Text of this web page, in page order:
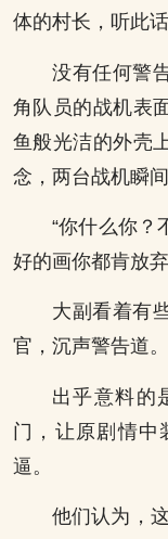
体的村长，听此
没有任何警
角队员的战机表
鱼般光洁的外壳
念，两台战机瞬
“你什么你？
好的画你都肯放
大副看着有
官，沉声警告道。
出乎意料的
门，让原剧情中
逼。
他们认为，